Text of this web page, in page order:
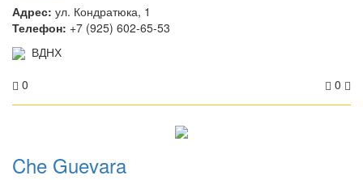
Адрес: ул. Кондратюка, 1
Телефон: +7 (925) 602-65-53
ВДНХ
0 0
Che Guevara